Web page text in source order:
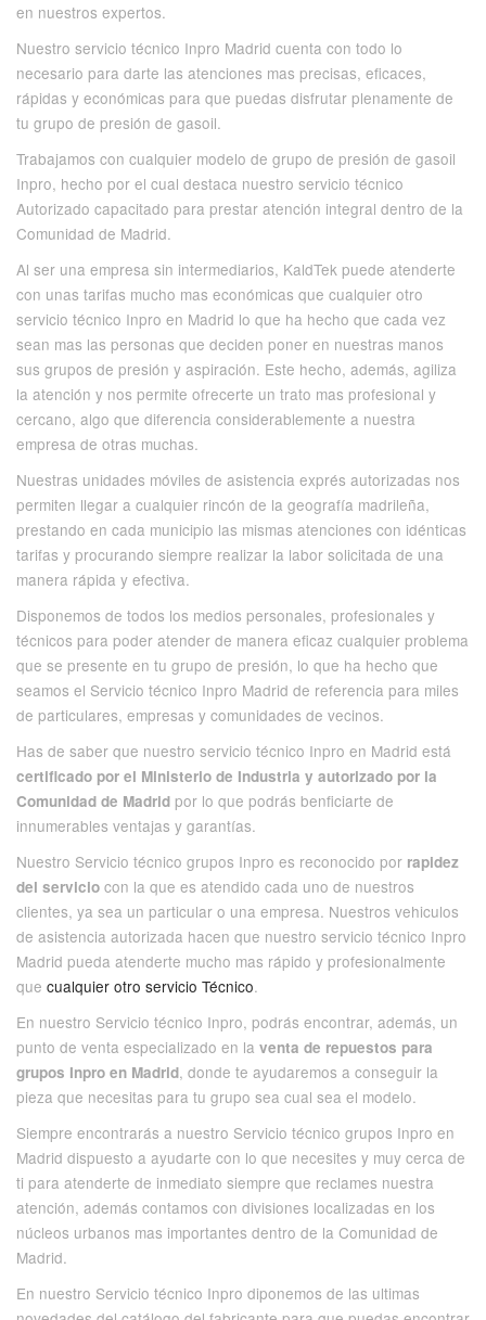
en nuestros expertos.
Nuestro servicio técnico Inpro Madrid cuenta con todo lo
necesario para darte las atenciones mas precisas, eficaces,
rápidas y económicas para que puedas disfrutar plenamente de
tu grupo de presión de gasoil.
Trabajamos con cualquier modelo de grupo de presión de gasoil
Inpro, hecho por el cual destaca nuestro servicio técnico
Autorizado capacitado para prestar atención integral dentro de la
Comunidad de Madrid.
Al ser una empresa sin intermediarios, KaldTek puede atenderte
con unas tarifas mucho mas económicas que cualquier otro
servicio técnico Inpro en Madrid lo que ha hecho que cada vez
sean mas las personas que deciden poner en nuestras manos
sus grupos de presión y aspiración. Este hecho, además, agiliza
la atención y nos permite ofrecerte un trato mas profesional y
cercano, algo que diferencia considerablemente a nuestra
empresa de otras muchas.
Nuestras unidades móviles de asistencia exprés autorizadas nos
permiten llegar a cualquier rincón de la geografía madrileña,
prestando en cada municipio las mismas atenciones con idénticas
tarifas y procurando siempre realizar la labor solicitada de una
manera rápida y efectiva.
Disponemos de todos los medios personales, profesionales y
técnicos para poder atender de manera eficaz cualquier problema
que se presente en tu grupo de presión, lo que ha hecho que
seamos el Servicio técnico Inpro Madrid de referencia para miles
de particulares, empresas y comunidades de vecinos.
Has de saber que nuestro servicio técnico Inpro en Madrid está
certificado por el Ministerio de Industria y autorizado por la
Comunidad de Madrid por lo que podrás benficiarte de
innumerables ventajas y garantías.
Nuestro Servicio técnico grupos Inpro es reconocido por rapidez
del servicio con la que es atendido cada uno de nuestros
clientes, ya sea un particular o una empresa. Nuestros vehiculos
de asistencia autorizada hacen que nuestro servicio técnico Inpro
Madrid pueda atenderte mucho mas rápido y profesionalmente
que cualquier otro servicio Técnico.
En nuestro Servicio técnico Inpro, podrás encontrar, además, un
punto de venta especializado en la venta de repuestos para
grupos Inpro en Madrid, donde te ayudaremos a conseguir la
pieza que necesitas para tu grupo sea cual sea el modelo.
Siempre encontrarás a nuestro Servicio técnico grupos Inpro en
Madrid dispuesto a ayudarte con lo que necesites y muy cerca de
ti para atenderte de inmediato siempre que reclames nuestra
atención, además contamos con divisiones localizadas en los
núcleos urbanos mas importantes dentro de la Comunidad de
Madrid.
En nuestro Servicio técnico Inpro diponemos de las ultimas